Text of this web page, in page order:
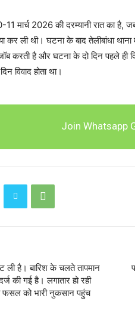
मार्च 2026 की दरम्यानी रात का है,
ली थी। घटना के बाद तेलीबांधा
करती है और घटना के दो दिन पहले ही
विवाद होता था।
Join Whatsapp
है। बारिश के चलते तापमान
की गई है। लगातार हो रही
को भारी नुकसान पहुंच